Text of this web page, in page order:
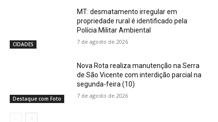
CIDADES
MT: desmatamento irregular em
propriedade rural é identificado pela
Polícia Militar Ambiental
7 de agosto de 2026
Destaque com Foto
Nova Rota realiza manutenção na Serra
de São Vicente com interdição parcial na
segunda-feira (10)
7 de agosto de 2026